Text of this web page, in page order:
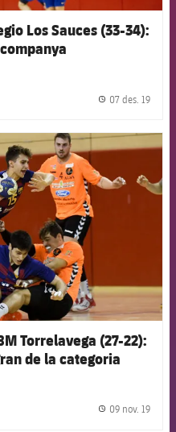
Los Sauces (33-34):
07 des. 19
Barcelona badge
Torrelavega (27-22):
de la categoria
09 nov. 19